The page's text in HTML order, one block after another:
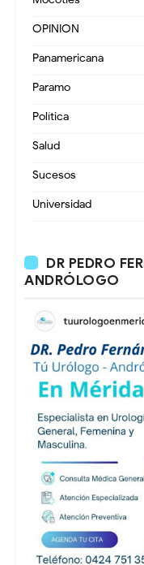
OPINION
Panamericana
Paramo
Política
Salud
Sucesos
Universidad
DR PEDRO
ANDRÓLOGO